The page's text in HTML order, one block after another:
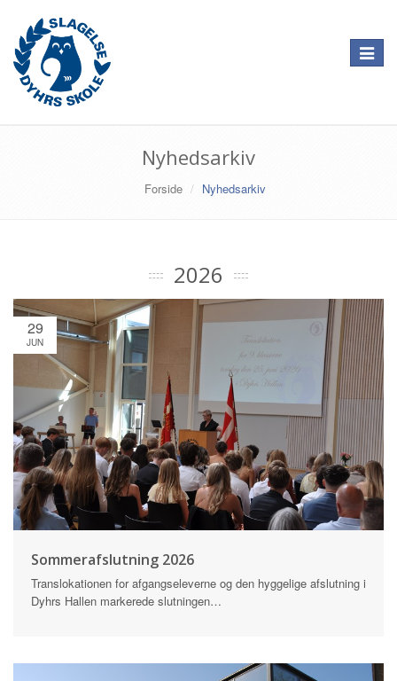
Toggle
Nyhedsarkiv
Forside Nyhedsarkiv
2026
29
JUN
Sommerafslutning 2026
Translokationen for afgangseleverne og den hyggelige afslutning i
Dyhrs Hallen markerede slutningen…